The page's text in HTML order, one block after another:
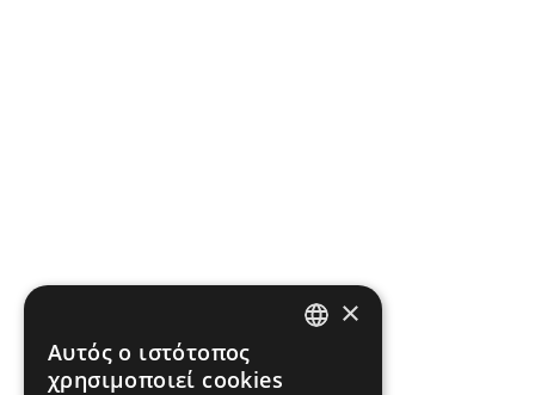
×
Αυτός ο ιστότοπος
χρησιμοποιεί cookies